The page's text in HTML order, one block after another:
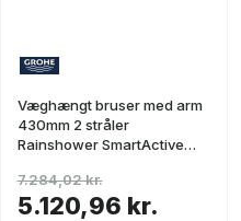
Væghængt bruser med arm
430mm 2 stråler
Rainshower SmartActive
5.120,96 kr.
7.284,02 kr.